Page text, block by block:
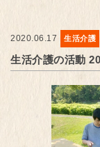
2020.06.17 生活介護
生活介護の活動